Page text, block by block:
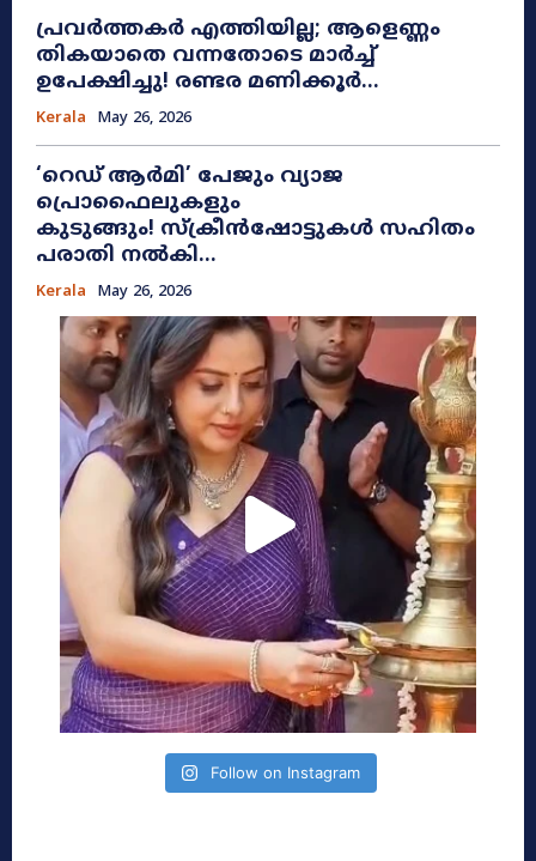
പ്രവർത്തകർ എത്തിയില്ല; ആളെണ്ണം
തികയാതെ വന്നതോടെ മാർച്ച്
ഉപേക്ഷിച്ചു! രണ്ടര മണിക്കൂർ...
Kerala May 26, 2026
​‘റെഡ് ആർമി’ പേജും വ്യാജ
പ്രൊഫൈലുകളും
കുടുങ്ങും! സ്ക്രീൻഷോട്ടുകൾ സഹിതം
പരാതി നൽകി...
Kerala May 26, 2026
Follow on Instagram